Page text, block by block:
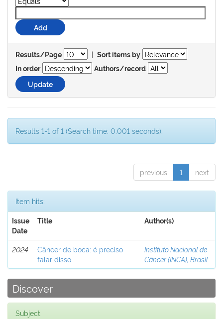
Results/Page | Sort items by
In order
Authors/record
Results 1-1 of 1 (Search time: 0.001 seconds).
previous 1 next
Item hits:
Issue
Date
Title Author(s)
2024
Câncer de boca: é preciso
falar disso
Instituto Nacional de
Câncer (INCA), Brasil
Discover
Subject